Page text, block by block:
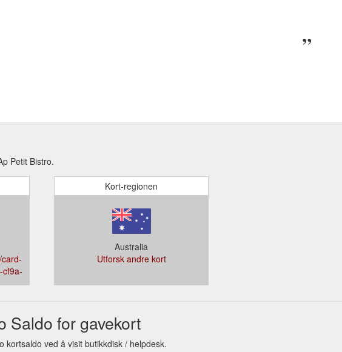
Petit Bistro.
cf9a-
Kort-regionen
Australia
Utforsk andre kort
Saldo for gavekort
kortsaldo ved å visit butikkdisk / helpdesk.